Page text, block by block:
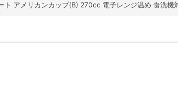
ト アメリカンカップ(B) 270cc 電子レンジ温め 食洗